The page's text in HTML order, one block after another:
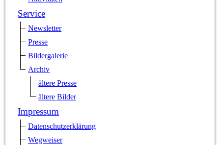
Service
Newsletter
Presse
Bildergalerie
Archiv
ältere Presse
ältere Bilder
Impressum
Datenschutzerklärung
Wegweiser